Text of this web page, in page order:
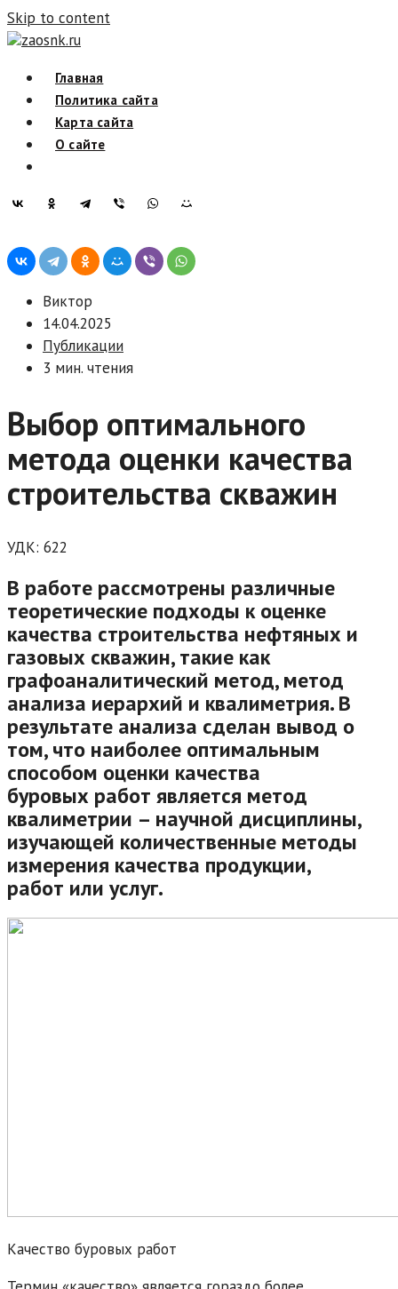
Skip to content
zaosnk.ru
Главная
Политика сайта
Карта сайта
О сайте
Виктор
14.04.2025
Публикации
3 мин. чтения
Выбор оптимального
метода оценки качества
строительства скважин
УДК: 622
В работе рассмотрены различные
теоретические подходы к оценке
качества строительства нефтяных и
газовых скважин, такие как
графоаналитический метод, метод
анализа иерархий и квалиметрия. В
результате анализа сделан вывод о
том, что наиболее оптимальным
способом оценки качества
буровых работ является метод
квалиметрии – научной дисциплины,
изучающей количественные методы
измерения качества продукции,
работ или услуг.
Качество буровых работ